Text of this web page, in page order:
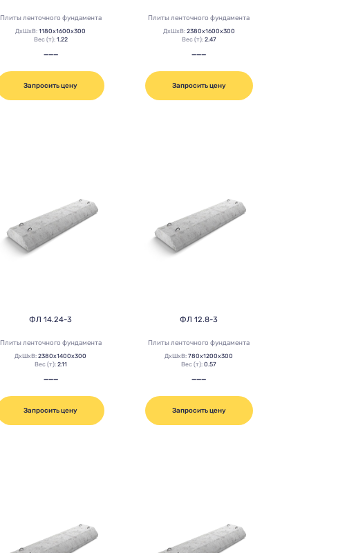
Плиты ленточного фундамента
ДхШхВ:1180х1600х300
Вес (т): 1.22
———
Запросить цену
Плиты ленточного фундамента
ДхШхВ: 2380х1600х300
Вес (т): 2.47
———
Запросить цену
ФЛ 14.24-3
Плиты ленточного фундамента
ДхШхВ:2380х1400х300
Вес (т): 2.11
———
Запросить цену
ФЛ 12.8-3
Плиты ленточного фундамента
ДхШхВ:780х1200х300
Вес (т):0.57
———
Запросить цену